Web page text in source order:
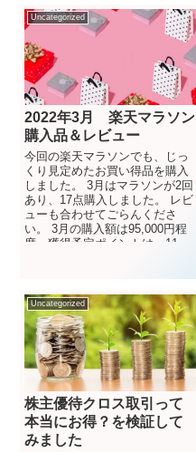
Uncategorized
2022年3月 楽天マラソン
購入品＆レビュー
今回の楽天マラソンでも、じっ
くり見定めたお買い得品を購入
しました。 3月はマラソンが2回
あり、17点購入しました。 レビ
ューも合わせてごらんくださ
い。 3月の購入額は95,000円程
度、獲得予定ポイントは、11,...
Uncategorized
株主優待クロス取引って
本当にお得？を検証して
みました